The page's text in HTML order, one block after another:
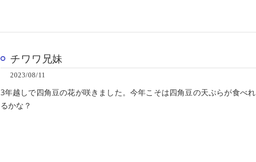
チワワ兄妹
2023/08/11
3年越しで四角豆の花が咲きました。今年こそは四角豆の天ぷらが食べれ
るかな？